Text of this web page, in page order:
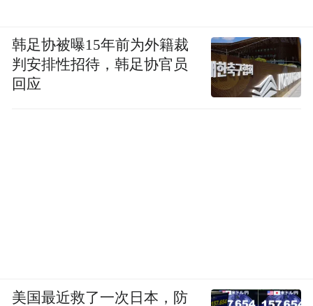
韩足协被曝15年前为外籍裁
判安排性招待，韩足协官员
回应
美国最近救了一次日本，防